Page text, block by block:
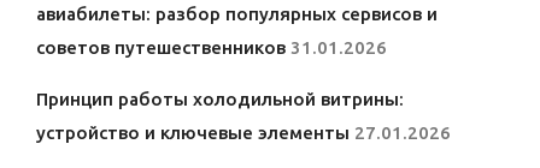
авиабилеты: разбор популярных сервисов и
советов путешественников 31.01.2026
Принцип работы холодильной витрины:
устройство и ключевые элементы 27.01.2026